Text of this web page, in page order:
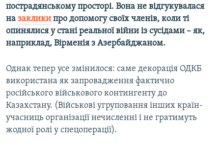
пострадянському просторі. Вона не відгукувалася
на заклики про допомогу своїх членів, коли ті
опинялися у стані реальної війни із сусідами – як,
наприклад, Вірменія з Азербайджаном.
Однак тепер усе змінилося: саме декорація ОДКБ
використана як запровадження фактично
російського військового контингенту до
Казахстану. (Військові угруповання інших країн-
учасниць організації нечисленні і не гратимуть
жодної ролі у спецоперації).